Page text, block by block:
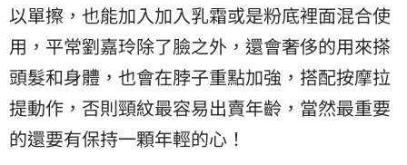
以單擦，也能加入加入乳霜或是粉底裡面混合使
用，平常劉嘉玲除了臉之外，還會奢侈的用來搽
頭髮和身體，也會在脖子重點加強，搭配按摩拉
提動作，否則頸紋最容易出賣年齡，當然最重要
的還要有保持一顆年輕的心！